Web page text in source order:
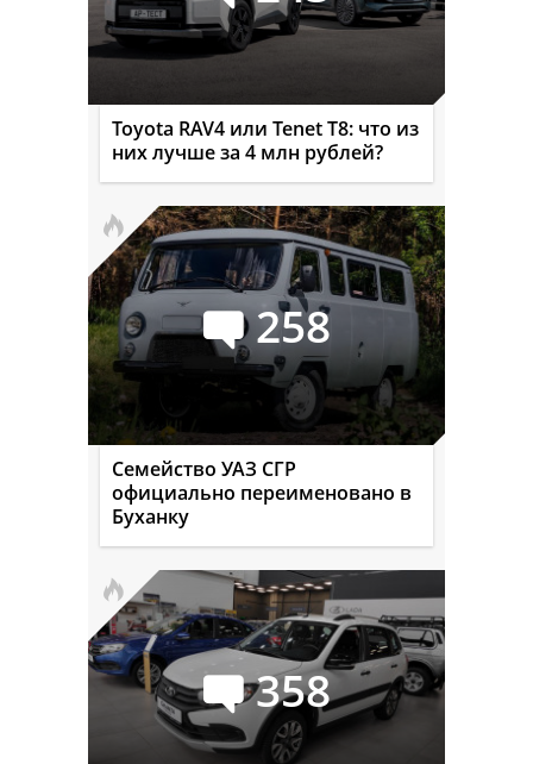
Toyota RAV4 или Tenet T8: что из
них лучше за 4 млн рублей?
258
Семейство УАЗ СГР
официально переименовано в
Буханку
358